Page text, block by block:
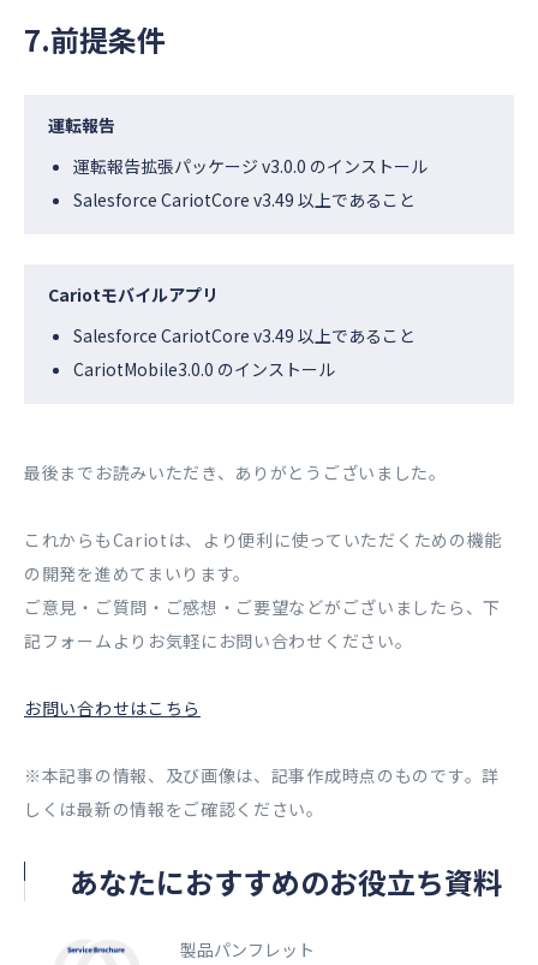
7.前提条件
運転報告
運転報告拡張パッケージ v3.0.0 のインストール
Salesforce CariotCore v3.49 以上であること
Cariotモバイルアプリ
Salesforce CariotCore v3.49 以上であること
CariotMobile3.0.0 のインストール
最後までお読みいただき、ありがとうございました。
これからもCariotは、より便利に使っていただくための機能
の開発を進めてまいります。
ご意見・ご質問・ご感想・ご要望などがございましたら、下
記フォームよりお気軽にお問い合わせください。
お問い合わせはこちら
※本記事の情報、及び画像は、記事作成時点のものです。詳
しくは最新の情報をご確認ください。
あなたにおすすめのお役立ち資料
製品パンフレット